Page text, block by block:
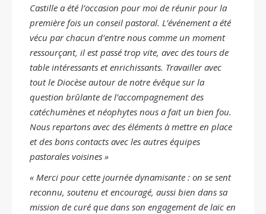
Castille a été l’occasion pour moi de réunir pour la
première fois un conseil pastoral. L’événement a été
vécu par chacun d’entre nous comme un moment
ressourçant, il est passé trop vite, avec des tours de
table intéressants et enrichissants. Travailler avec
tout le Diocèse autour de notre évêque sur la
question brûlante de l’accompagnement des
catéchumènes et néophytes nous a fait un bien fou.
Nous repartons avec des éléments à mettre en place
et des bons contacts avec les autres équipes
pastorales voisines »
« Merci pour cette journée dynamisante : on se sent
reconnu, soutenu et encouragé, aussi bien dans sa
mission de curé que dans son engagement de laïc en